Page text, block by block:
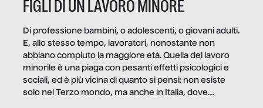
FIGLI DI UN LAVORO MINORE
Di professione bambini, o adolescenti, o giovani adulti.
E, allo stesso tempo, lavoratori, nonostante non
abbiano compiuto la maggiore età. Quella del lavoro
minorile è una piaga con pesanti effetti psicologici e
sociali, ed è più vicina di quanto si pensi: non esiste
solo nel Terzo mondo, ma anche in Italia, dove